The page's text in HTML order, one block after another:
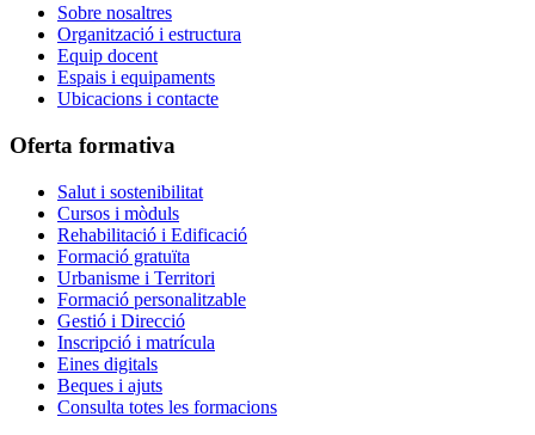
Sobre nosaltres
Organització i estructura
Equip docent
Espais i equipaments
Ubicacions i contacte
Oferta formativa
Salut i sostenibilitat
Cursos i mòduls
Rehabilitació i Edificació
Formació gratuïta
Urbanisme i Territori
Formació personalitzable
Gestió i Direcció
Inscripció i matrícula
Eines digitals
Beques i ajuts
Consulta totes les formacions